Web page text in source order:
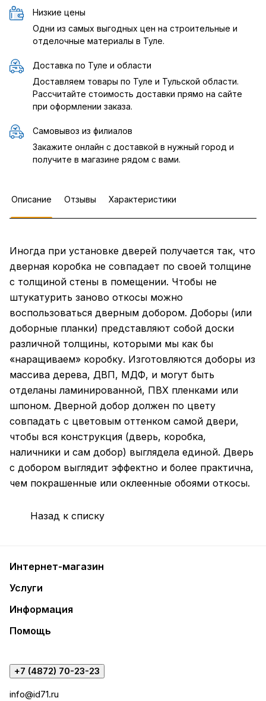
Низкие цены
Одни из самых выгодных цен на строительные и
отделочные материалы в Туле.
Доставка по Туле и области
Доставляем товары по Туле и Тульской области.
Рассчитайте стоимость доставки прямо на сайте
при оформлении заказа.
Самовывоз из филиалов
Закажите онлайн с доставкой в нужный город и
получите в магазине рядом с вами.
Описание Отзывы Характеристики
Иногда при установке дверей получается так, что
дверная коробка не совпадает по своей толщине
с толщиной стены в помещении. Чтобы не
штукатурить заново откосы можно
воспользоваться дверным добором. Доборы (или
доборные планки) представляют собой доски
различной толщины, которыми мы как бы
«наращиваем» коробку. Изготовляются доборы из
массива дерева, ДВП, МДФ, и могут быть
отделаны ламинированной, ПВХ пленками или
шпоном. Дверной добор должен по цвету
совпадать с цветовым оттенком самой двери,
чтобы вся конструкция (дверь, коробка,
наличники и сам добор) выглядела единой. Дверь
с добором выглядит эффектно и более практична,
чем покрашенные или оклеенные обоями откосы.
Назад к списку
Интернет-магазин
Услуги
Информация
Помощь
+7 (4872) 70-23-23
info@id71.ru